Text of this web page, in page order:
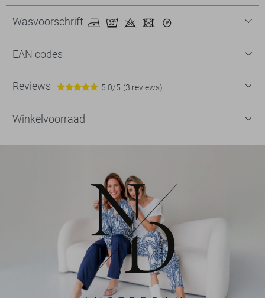
Wasvoorschrift
EAN codes
Reviews 5.0/5 (3 reviews)
Winkelvoorraad